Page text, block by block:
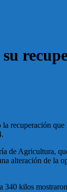
recuperación
de Agricultura,
alteración de la
340 kilos